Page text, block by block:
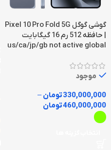
گوشی گوگل Pixel 10 Pro Fold 5G
| حافظه 512 رم 16 گیگابایت
us/ca/jp/gb not active global
موجود
330,000,000تومان–
460,000,000تومان